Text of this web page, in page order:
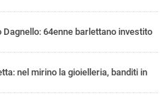
64enne barlettano investito
nel mirino la gioielleria, banditi in